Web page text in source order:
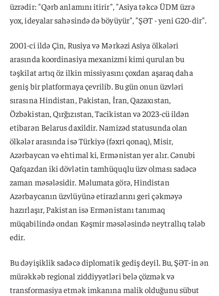
üzrədir: "Qərb anlamını itirir", "Asiya təkcə ÜDM üzrə
yox, ideyalar sahəsində də böyüyür", "ŞƏT - yeni G20-dir".
2001-ci ildə Çin, Rusiya və Mərkəzi Asiya ölkələri
arasında koordinasiya mexanizmi kimi qurulan bu
təşkilat artıq öz ilkin missiyasını çoxdan aşaraq daha
geniş bir platformaya çevrilib. Bu gün onun üzvləri
sırasına Hindistan, Pakistan, İran, Qazaxıstan,
Özbəkistan, Qırğızıstan, Tacikistan və 2023-cü ildən
etibarən Belarus daxildir. Namizəd statusunda olan
ölkələr arasında isə Türkiyə (fəxri qonaq), Misir,
Azərbaycan və ehtimal ki, Ermənistan yer alır. Cənubi
Qafqazdan iki dövlətin tamhüquqlu üzv olması sadəcə
zaman məsələsidir. Məlumata görə, Hindistan
Azərbaycanın üzvlüyünə etirazlarını geri çəkməyə
hazırlaşır, Pakistan isə Ermənistanı tanımaq
müqabilində ondan Kəşmir məsələsində neytrallıq tələb
edir.
Bu dəyişiklik sadəcə diplomatik gediş deyil. Bu, ŞƏT-in ən
mürəkkəb regional ziddiyyətləri belə çözmək və
transformasiya etmək imkanına malik olduğunu sübut